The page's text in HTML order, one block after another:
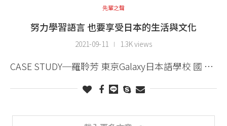
先輩之聲
努力學習語言 也要享受日本的生活與文化
2021-09-11 1.3K views
CASE STUDY─羅聆芳 東京Galaxy日本語學校 國 …